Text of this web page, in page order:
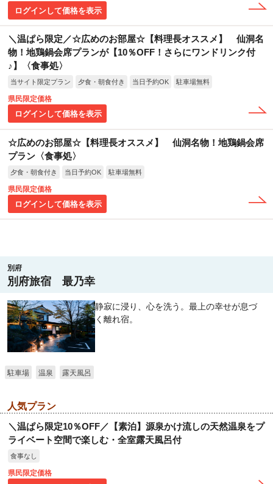
ログインして価格を表示
＼温ぱら限定／☆広めのお部屋☆【料理長オススメ】 仙洞名
物！地鶏鍋会席プランが【10％OFF！さらにワンドリンク付
♪】〈食事処〉
当サイト限定プラン 夕食・朝食付き 当日予約OK 駐車場無料
県民限定価格
ログインして価格を表示
☆広めのお部屋☆【料理長オススメ】 仙洞名物！地鶏鍋会席
プラン〈食事処〉
夕食・朝食付き 当日予約OK 駐車場無料
県民限定価格
ログインして価格を表示
別府
別府旅宿 最乃幸
静寂に浸り、心を洗う。最上の幸せが息づ
く離れ宿。
駐車場 温泉 露天風呂
人気プラン
＼温ぱら限定10％OFF／【素泊】源泉かけ流しの天然温泉をプ
ライベート空間で楽しむ・全室露天風呂付
食事なし
県民限定価格